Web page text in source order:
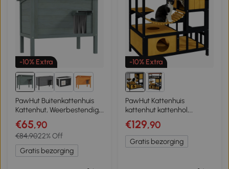
-10% Extra
2+
PawHut Buitenkattenhuis
Kattenhut, Weerbestendig, 1
Raam, 1 Deur, 85 x 50 x
68,5 cm, Donkergrijs+Zwart
€65,90
€84,9022% Off
Gratis bezorging
-10% Extra
PawHut Kattenhuis
kattenhut kattenhol,
weerbestendig, 1 helling, 1
platform, 84,5 x 60 x 88
cm, Groen + Naturel
€129,90
Gratis bezorging